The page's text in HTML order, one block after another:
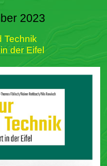
2023
Technik
der Eifel